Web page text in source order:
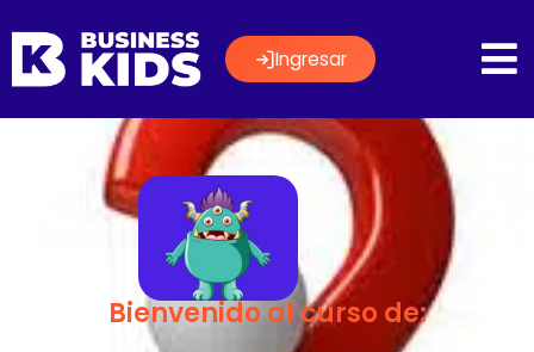
Ingresar
Bienvenido al curso de: